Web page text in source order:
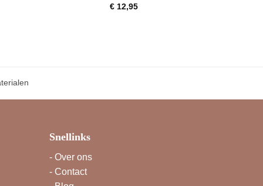
€ 12,95
Snellinks
- Over ons
- Contact